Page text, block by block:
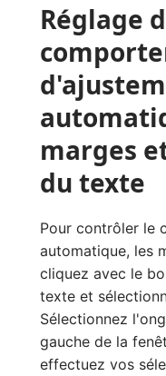
Réglage
marges
du texte
Pour contrôler le
automatique, les
cliquez avec le
texte et
Sélectionnez
gauche de la
effectuez vos